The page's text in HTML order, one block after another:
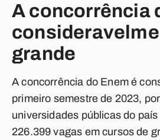
A concorrência
grande
A concorrência do Enem é
primeiro semestre de 2023,
universidades públicas do
226.399 vagas em cursos de